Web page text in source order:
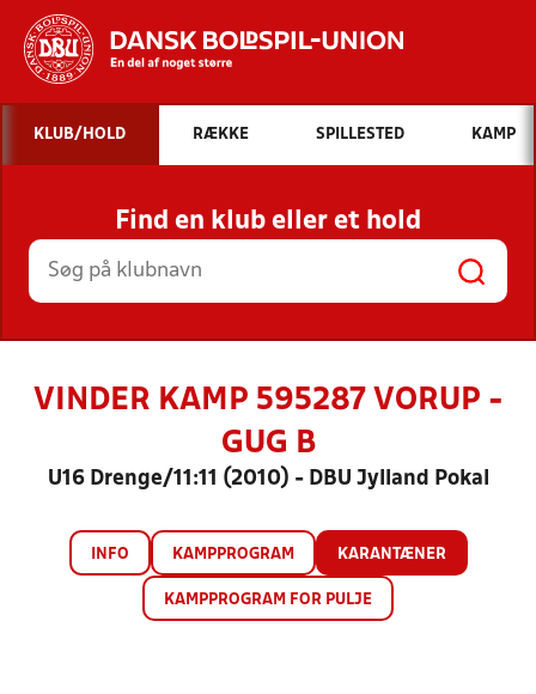
Hvad vil du søge efter?
INDHOLD OG NYHEDER
STILLINGER, RESULTATER, KLUBBER OG
HOLD
KLUB/HOLD RÆKKE SPILLESTED KAMP
Find en klub eller et hold
VINDER KAMP 595287 VORUP -
GUG B
U16 Drenge/11:11 (2010) - DBU Jylland Pokal
INFO KAMPPROGRAM KARANTÆNER
KAMPPROGRAM FOR PULJE